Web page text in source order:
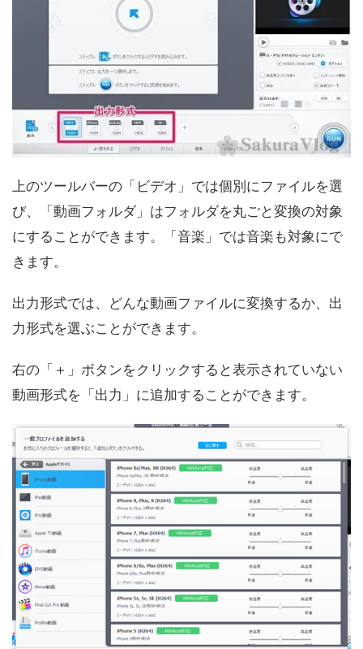
上のツールバーの「ビデオ」では個別にファイルを選
び、「動画フォルダ」はフォルダを丸ごと変換の対象
にすることができます。「音楽」では音楽も対象にで
きます。
出力形式では、どんな動画ファイルに変換するか、出
力形式を選ぶことができます。
右の「＋」ボタンをクリックすると表示されていない
動画形式を「出力」に追加することができます。